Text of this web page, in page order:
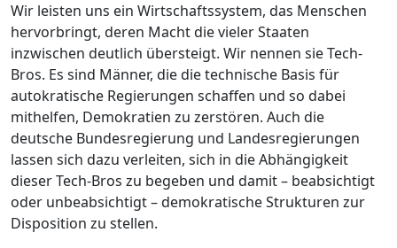
Wir leisten uns ein Wirtschaftssystem, das Menschen
hervorbringt, deren Macht die vieler Staaten
inzwischen deutlich übersteigt. Wir nennen sie Tech-
Bros. Es sind Männer, die die technische Basis für
autokratische Regierungen schaffen und so dabei
mithelfen, Demokratien zu zerstören. Auch die
deutsche Bundesregierung und Landesregierungen
lassen sich dazu verleiten, sich in die Abhängigkeit
dieser Tech-Bros zu begeben und damit – beabsichtigt
oder unbeabsichtigt – demokratische Strukturen zur
Disposition zu stellen.